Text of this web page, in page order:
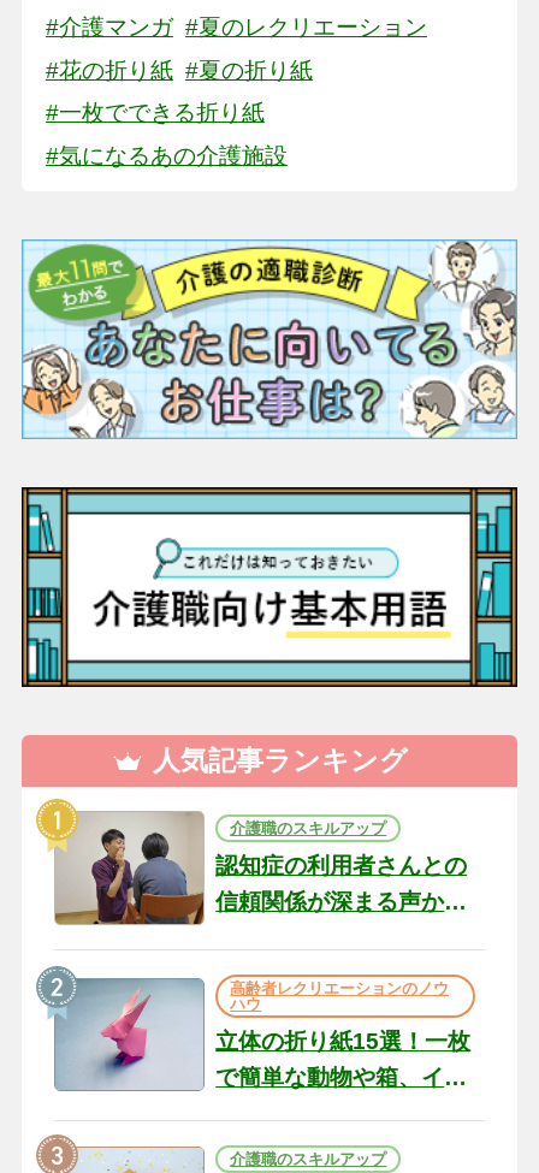
#介護マンガ #夏のレクリエーション
#花の折り紙 #夏の折り紙
#一枚でできる折り紙
#気になるあの介護施設
人気記事ランキング
介護職のスキルアップ
認知症の利用者さんとの
信頼関係が深まる声かけ
の現場から（22）
高齢者レクリエーションのノウ
ハウ
立体の折り紙15選！一枚
で簡単な動物や箱、イン
介護職のスキルアップ